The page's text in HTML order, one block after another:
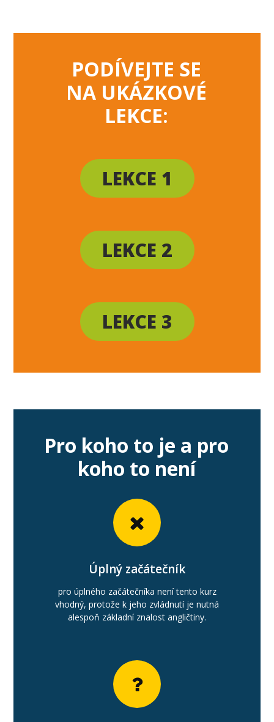
PODÍVEJTE SE
NA UKÁZKOVÉ
LEKCE:
LEKCE 1
LEKCE 2
LEKCE 3
Pro koho to je a pro
koho to není
Úplný začátečník
pro úplného začátečníka není tento kurz
vhodný, protože k jeho zvládnutí je nutná
alespoň základní znalost angličtiny.